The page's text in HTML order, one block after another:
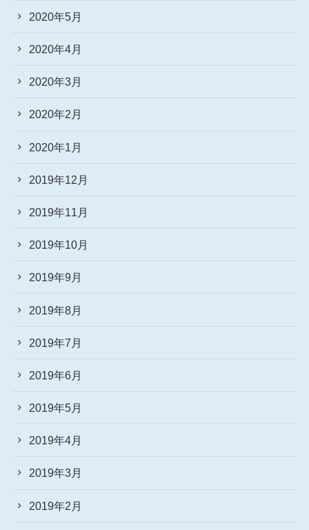
2020年5月
2020年4月
2020年3月
2020年2月
2020年1月
2019年12月
2019年11月
2019年10月
2019年9月
2019年8月
2019年7月
2019年6月
2019年5月
2019年4月
2019年3月
2019年2月